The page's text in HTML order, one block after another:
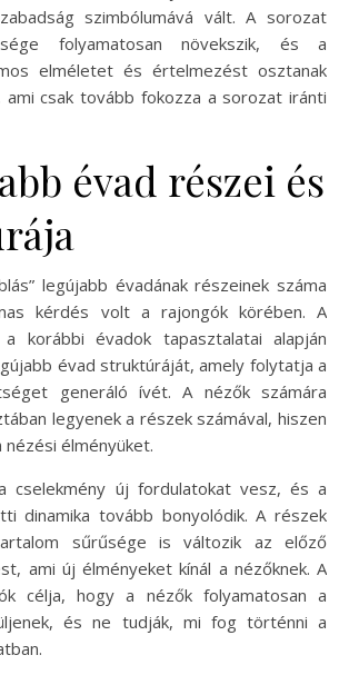
szimbólumává vált. A sorozat
folyamatosan növekszik, és a
elméletet és értelmezést osztanak
ami csak tovább fokozza a sorozat iránti
évad részei és
legújabb évadának részeinek száma
kérdés volt a rajongók körében. A
korábbi évadok tapasztalatai alapján
évad struktúráját, amely folytatja a
generáló ívét. A nézők számára
legyenek a részek számával, hiszen
élményüket.
cselekmény új fordulatokat vesz, és a
dinamika tovább bonyolódik. A részek
sűrűsége is változik az előző
ami új élményeket kínál a nézőknek. A
célja, hogy a nézők folyamatosan a
és ne tudják, mi fog történni a